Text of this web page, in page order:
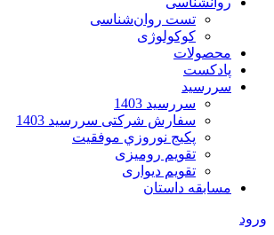
تست روان‌شناسی
کوکولوژی
محصولات
پادکست
سررسید
سررسید 1403
سفارش شرکتی سررسید 1403
پکيج نوروزي موفقيت
تقویم رومیزی
تقویم دیواری
مسابقه داستان
ورود